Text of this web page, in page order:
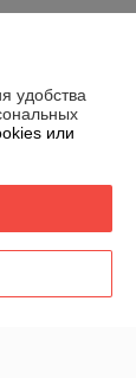
удобства
или